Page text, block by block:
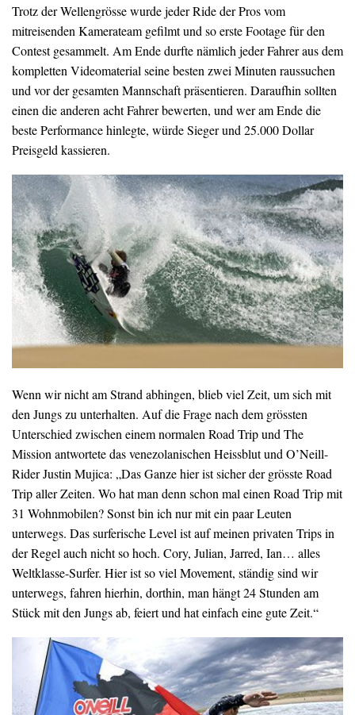
Trotz der Wellengrösse wurde jeder Ride der Pros vom
mitreisenden Kamerateam gefilmt und so erste Footage für den
Contest gesammelt. Am Ende durfte nämlich jeder Fahrer aus dem
kompletten Videomaterial seine besten zwei Minuten raussuchen
und vor der gesamten Mannschaft präsentieren. Daraufhin sollten
einen die anderen acht Fahrer bewerten, und wer am Ende die
beste Performance hinlegte, würde Sieger und 25.000 Dollar
Preisgeld kassieren.
Wenn wir nicht am Strand abhingen, blieb viel Zeit, um sich mit
den Jungs zu unterhalten. Auf die Frage nach dem grössten
Unterschied zwischen einem normalen Road Trip und The
Mission antwortete das venezolanischen Heissblut und O’Neill-
Rider Justin Mujica: „Das Ganze hier ist sicher der grösste Road
Trip aller Zeiten. Wo hat man denn schon mal einen Road Trip mit
31 Wohnmobilen? Sonst bin ich nur mit ein paar Leuten
unterwegs. Das surferische Level ist auf meinen privaten Trips in
der Regel auch nicht so hoch. Cory, Julian, Jarred, Ian… alles
Weltklasse-Surfer. Hier ist so viel Movement, ständig sind wir
unterwegs, fahren hierhin, dorthin, man hängt 24 Stunden am
Stück mit den Jungs ab, feiert und hat einfach eine gute Zeit.“